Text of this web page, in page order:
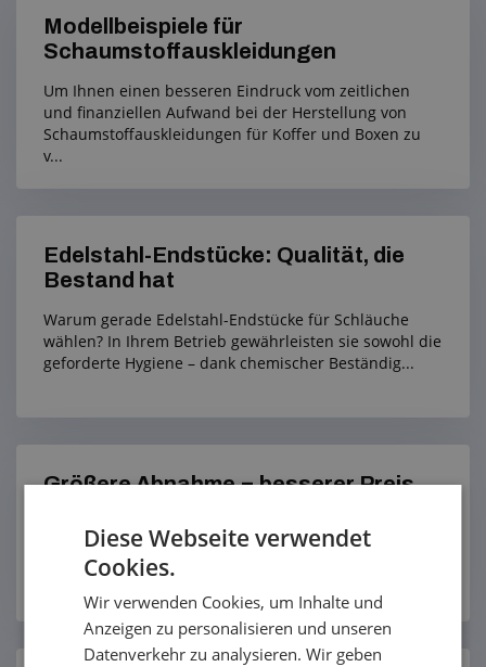
Modellbeispiele für
Schaumstoffauskleidungen
Um Ihnen einen besseren Eindruck vom zeitlichen
und finanziellen Aufwand bei der Herstellung von
Schaumstoffauskleidungen für Koffer und Boxen zu
v...
Edelstahl-Endstücke: Qualität, die
Bestand hat
Warum gerade Edelstahl-Endstücke für Schläuche
wählen? In Ihrem Betrieb gewährleisten sie sowohl die
geforderte Hygiene – dank chemischer Beständig...
Größere Abnahme = besserer Preis
ausgewählte Produkte vorbereitet.
Diese Webseite verwendet
Cookies.
Wir verwenden Cookies, um Inhalte und
Anzeigen zu personalisieren und unseren
Datenverkehr zu analysieren. Wir geben